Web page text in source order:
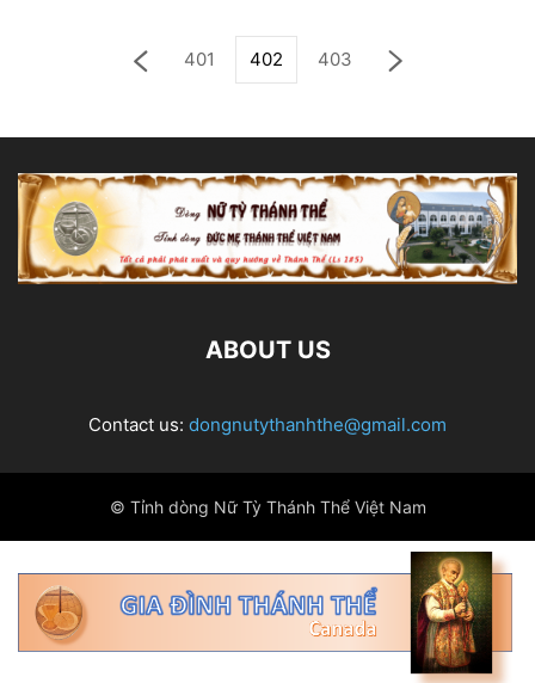
401 402 403
ABOUT US
Contact us: dongnutythanhthe@gmail.com
© Tỉnh dòng Nữ Tỳ Thánh Thể Việt Nam